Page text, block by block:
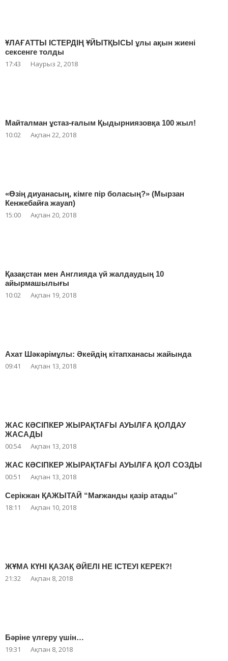
ҰЛАҒАТТЫ ІСТЕРДІҢ ҰЙЫТҚЫСЫ ұлы ақын жиені
сексенге толды
17:43 Наурыз 2, 2018
Майталман ұстаз-ғалым Қыдырниязовқа 100 жыл!
10:02 Ақпан 22, 2018
«Өзің диуанасың, кімге пір боласың?» (Мырзан
Кенжебайға жауап)
15:00 Ақпан 20, 2018
Қазақстан мен Англияда үй жалдаудың 10
айырмашылығы
10:02 Ақпан 19, 2018
Ахат Шәкәрімұлы: Әкейдің кітапханасы жайында
09:41 Ақпан 13, 2018
ЖАС КӘСІПКЕР ЖЫРАҚТАҒЫ АУЫЛҒА ҚОЛДАУ
ЖАСАДЫ
00:54 Ақпан 13, 2018
ЖАС КӘСІПКЕР ЖЫРАҚТАҒЫ АУЫЛҒА ҚОЛ СОЗДЫ
00:51 Ақпан 13, 2018
Серікжан ҚАЖЫТАЙ “Мағжанды қазір атады”
18:11 Ақпан 10, 2018
ЖҰМА КҮНІ ҚАЗАҚ ӘЙЕЛІ НЕ ІСТЕУІ КЕРЕК?!
21:32 Ақпан 8, 2018
Бәріне үлгеру үшін…
19:31 Ақпан 8, 2018